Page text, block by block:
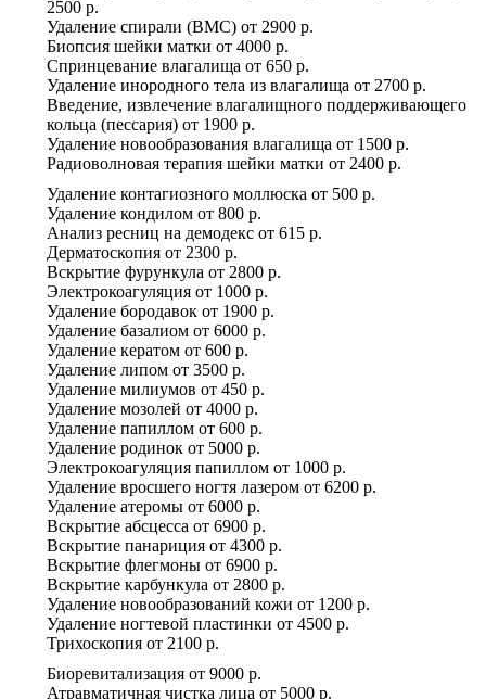
2500 р.
Удаление спирали (ВМС) от 2900 р.
Биопсия шейки матки от 4000 р.
Спринцевание влагалища от 650 р.
Удаление инородного тела из влагалища от 2700 р.
Введение, извлечение влагалищного поддерживающего
кольца (пессария) от 1900 р.
Удаление новообразования влагалища от 1500 р.
Радиоволновая терапия шейки матки от 2400 р.
Удаление контагиозного моллюска от 500 р.
Удаление кондилом от 800 р.
Анализ ресниц на демодекс от 615 р.
Дерматоскопия от 2300 р.
Вскрытие фурункула от 2800 р.
Электрокоагуляция от 1000 р.
Удаление бородавок от 1900 р.
Удаление базалиом от 6000 р.
Удаление кератом от 600 р.
Удаление липом от 3500 р.
Удаление милиумов от 450 р.
Удаление мозолей от 4000 р.
Удаление папиллом от 600 р.
Удаление родинок от 5000 р.
Электрокоагуляция папиллом от 1000 р.
Удаление вросшего ногтя лазером от 6200 р.
Удаление атеромы от 6000 р.
Вскрытие абсцесса от 6900 р.
Вскрытие панариция от 4300 р.
Вскрытие флегмоны от 6900 р.
Вскрытие карбункула от 2800 р.
Удаление новообразований кожи от 1200 р.
Удаление ногтевой пластинки от 4500 р.
Трихоскопия от 2100 р.
Биоревитализация от 9000 р.
Атравматичная чистка лица от 5000 р.